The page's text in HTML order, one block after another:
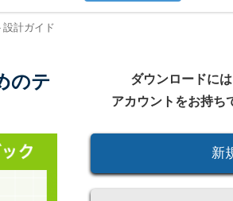
トリニューアルのお知らせ
テナンスのお知らせ
テナンス作業のお知らせ
月8日(土)～2026年8月16日(日)まで
計ガイド
のテ
ダウンロードに
アカウントをお持ち
新